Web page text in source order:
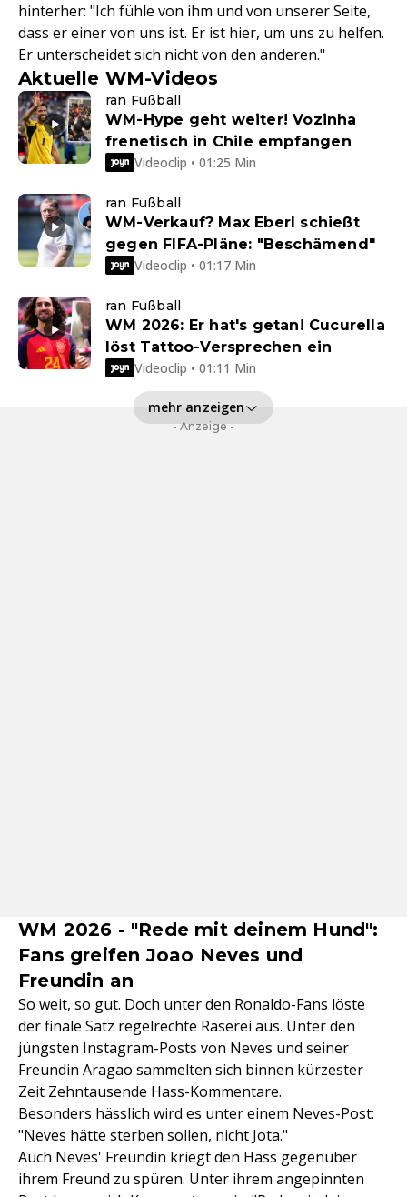
hinterher: "Ich fühle von ihm und von unserer Seite,
dass er einer von uns ist. Er ist hier, um uns zu helfen.
Er unterscheidet sich nicht von den anderen."
Aktuelle WM-Videos
ran Fußball
WM-Hype geht weiter! Vozinha
frenetisch in Chile empfangen
Videoclip • 01:25 Min
ran Fußball
WM-Verkauf? Max Eberl schießt
gegen FIFA-Pläne: "Beschämend"
Videoclip • 01:17 Min
ran Fußball
WM 2026: Er hat's getan! Cucurella
löst Tattoo-Versprechen ein
Videoclip • 01:11 Min
mehr anzeigen
- Anzeige -
WM 2026 - "Rede mit deinem Hund":
Fans greifen Joao Neves und
Freundin an
So weit, so gut. Doch unter den Ronaldo-Fans löste
der finale Satz regelrechte Raserei aus. Unter den
jüngsten Instagram-Posts von Neves und seiner
Freundin Aragao sammelten sich binnen kürzester
Zeit Zehntausende Hass-Kommentare.
Besonders hässlich wird es unter einem Neves-Post:
"Neves hätte sterben sollen, nicht Jota."
Auch Neves' Freundin kriegt den Hass gegenüber
ihrem Freund zu spüren. Unter ihrem angepinnten